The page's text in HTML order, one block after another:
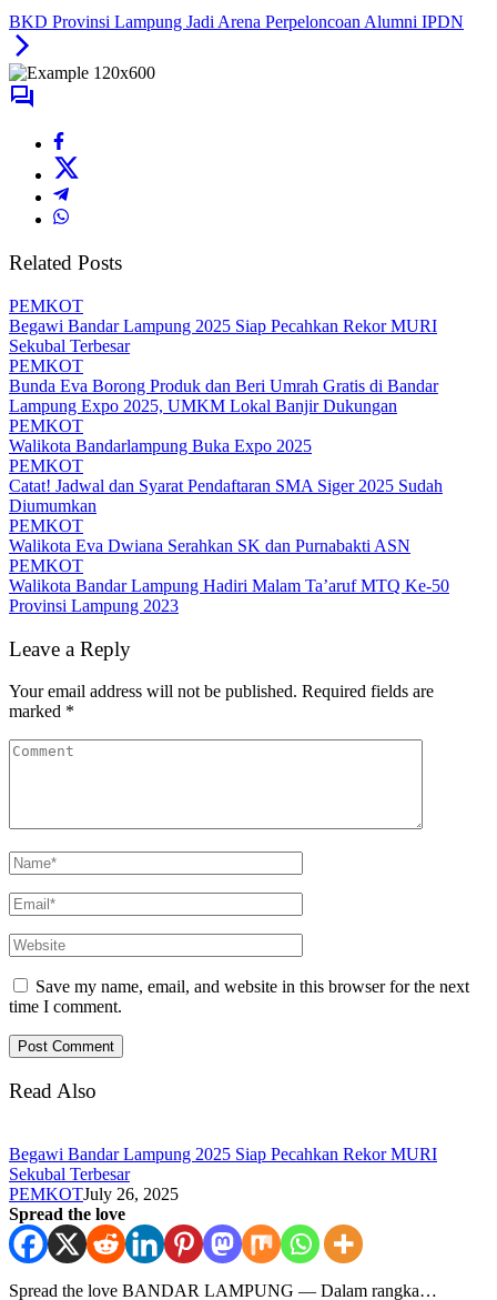
BKD Provinsi Lampung Jadi Arena Perpeloncoan Alumni IPDN
Related Posts
PEMKOT
Begawi Bandar Lampung 2025 Siap Pecahkan Rekor MURI
Sekubal Terbesar
PEMKOT
Bunda Eva Borong Produk dan Beri Umrah Gratis di Bandar
Lampung Expo 2025, UMKM Lokal Banjir Dukungan
PEMKOT
Walikota Bandarlampung Buka Expo 2025
PEMKOT
Catat! Jadwal dan Syarat Pendaftaran SMA Siger 2025 Sudah
Diumumkan
PEMKOT
Walikota Eva Dwiana Serahkan SK dan Purnabakti ASN
PEMKOT
Walikota Bandar Lampung Hadiri Malam Ta’aruf MTQ Ke-50
Provinsi Lampung 2023
Leave a Reply
Your email address will not be published. Required fields are
marked *
Save my name, email, and website in this browser for the next
time I comment.
Read Also
Begawi Bandar Lampung 2025 Siap Pecahkan Rekor MURI
Sekubal Terbesar
PEMKOTJuly 26, 2025
Spread the love
Spread the love BANDAR LAMPUNG — Dalam rangka…